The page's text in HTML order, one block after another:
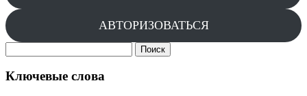
АВТОРИЗОВАТЬСЯ
Ключевые слова